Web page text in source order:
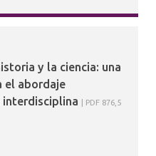
y la ciencia: una
el abordaje
interdisciplina
PDF 876,5